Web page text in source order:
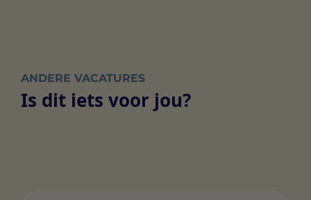
ANDERE VACATURES
Is dit iets voor jou?